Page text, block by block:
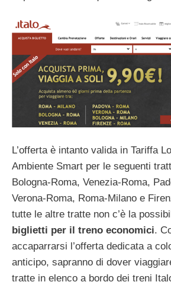
L’offerta è intanto valida in Tariffa
Ambiente Smart per le seguenti
Bologna-Roma, Venezia-Roma,
Verona-Roma, Roma-Milano e
tutte le altre tratte non c’è la
biglietti per il treno economici.
accaparrarsi l’offerta dedicata a
anticipo, sapranno di dover
tratte in elenco a bordo dei treni